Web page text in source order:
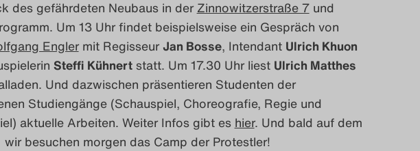
des gefährdeten Neubaus in derZinnowitzerstraße 7und
Um 13 Uhr findet beispielsweise ein Gespräch von
Englermit RegisseurJan Bosse, Intendant Ulrich Khuon
Steffi Kühnertstatt. Um 17.30 Uhr liest Ulrich Matthes
Und dazwischen präsentieren Studenten der
Studiengänge (Schauspiel, Choreografie, Regie und
aktuelle Arbeiten. Weiter Infos gibt es hier. Und bald auf dem
besuchen morgen das Camp der Protestler!